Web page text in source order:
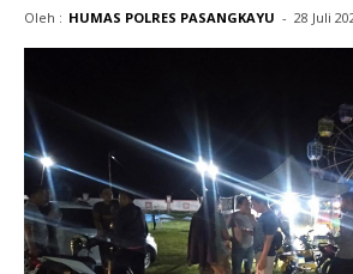
Oleh : HUMAS POLRES PASANGKAYU - 28 Juli